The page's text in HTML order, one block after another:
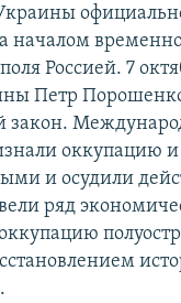
началом
Россией. 7
Петр
закон.
оккупацию
и осудили
ряд